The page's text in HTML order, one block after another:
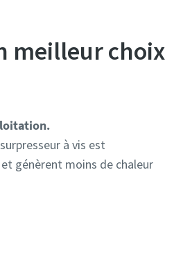
meilleur choix
à vis est
génèrent moins de chaleur